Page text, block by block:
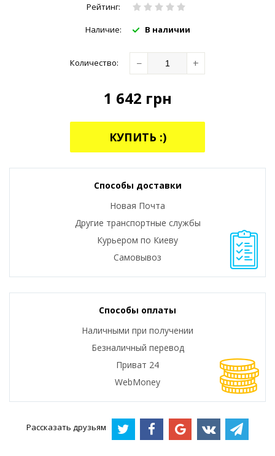
Рейтинг:
Наличие: В наличии
Количество: − +
1 642 грн
КУПИТЬ :)
Способы доставки
Новая Почта
Другие транспортные службы
Курьером по Киеву
Самовывоз
Способы оплаты
Наличными при получении
Безналичный перевод
Приват 24
WebMoney
Рассказать друзьям